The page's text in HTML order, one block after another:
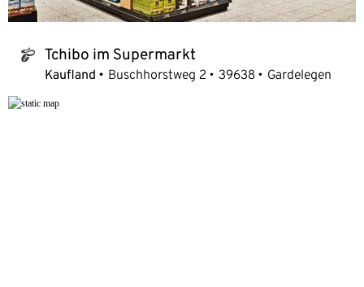
tchibo_logo Tchibo im Supermarkt
Kaufland Buschhorstweg 2 39638 Gardelegen